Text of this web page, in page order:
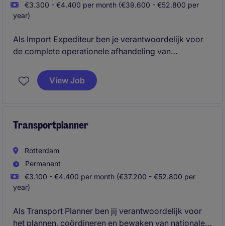
€3.300 - €4.400 per month (€39.600 - €52.800 per
year)
Als Import Expediteur ben je verantwoordelijk voor
de complete operationele afhandeling van
tijdig, correct en volgens afspraak worden
afgeleverd, terwijl je continu contact onderhoudt met
elke zending van A tot Z soepel.
View Job
Transportplanner
Rotterdam
Permanent
€3.100 - €4.400 per month (€37.200 - €52.800 per
year)
Als Transport Planner ben jij verantwoordelijk voor
het plannen, coördineren en bewaken van nationale